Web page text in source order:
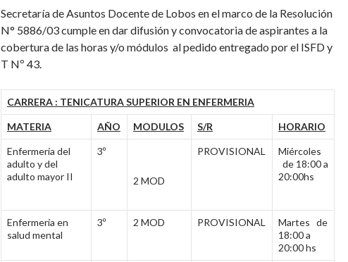
Secretaría de Asuntos Docente de Lobos en el marco de la Resolución
N° 5886/03 cumple en dar difusión y convocatoria de aspirantes a la
cobertura de las horas y/o módulos al pedido entregado por el ISFD y
T Nº 43.
CARRERA : TENICATURA SUPERIOR EN ENFERMERIA
MATERIA AÑO MODULOS S/R HORARIO
Enfermería del
adulto y del
adulto mayor II
3º
2 MOD
PROVISIONAL
Miércoles
de 18:00 a
20:00hs
Enfermería en
salud mental
3º 2 MOD PROVISIONAL
Martes de
18:00 a
20:00 hs